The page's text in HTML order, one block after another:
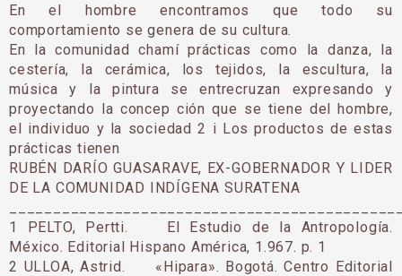
En el hombre encontramos que todo su
comportamiento se genera de su cultura.
En la comunidad chamí prácticas como la danza, la
cestería, la cerámica, los tejidos, la escultura, la
música y la pintura se entrecruzan expresando y
proyectando la concep ción que se tiene del hombre,
el individuo y la sociedad 2 i Los productos de estas
prácticas tienen
RUBÉN DARÍO GUASARAVE, EX-GOBERNADOR Y LIDER
DE LA COMUNIDAD INDÍGENA SURATENA
1 PELTO, Pertti. El Estudio de la Antropología.
México. Editorial Hispano América, 1.967. p. 1
2 ULLOA, Astrid. «Hipara». Bogotá. Centro Editorial